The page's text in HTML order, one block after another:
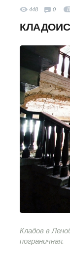
448 0
Кладов в
пограничная.